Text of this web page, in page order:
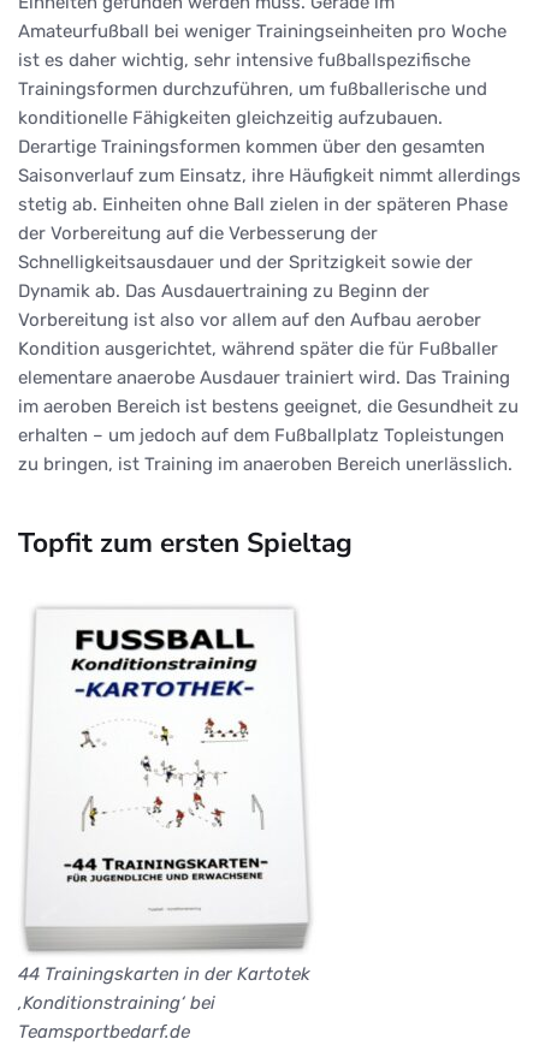
Amateurfußball bei weniger Trainingseinheiten pro Woche
ist es daher wichtig, sehr intensive fußballspezifische
Trainingsformen durchzuführen, um fußballerische und
konditionelle Fähigkeiten gleichzeitig aufzubauen.
Derartige Trainingsformen kommen über den gesamten
Saisonverlauf zum Einsatz, ihre Häufigkeit nimmt allerdings
stetig ab. Einheiten ohne Ball zielen in der späteren Phase
der Vorbereitung auf die Verbesserung der
Schnelligkeitsausdauer und der Spritzigkeit sowie der
Dynamik ab. Das Ausdauertraining zu Beginn der
Vorbereitung ist also vor allem auf den Aufbau aerober
Kondition ausgerichtet, während später die für Fußballer
elementare anaerobe Ausdauer trainiert wird. Das Training
im aeroben Bereich ist bestens geeignet, die Gesundheit zu
erhalten – um jedoch auf dem Fußballplatz Topleistungen
zu bringen, ist Training im anaeroben Bereich unerlässlich.
Topfit zum ersten Spieltag
44 Trainingskarten in der Kartotek
‚Konditionstraining‘ bei
Teamsportbedarf.de